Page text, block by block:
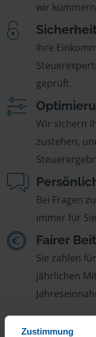
Zustimmung
wir
Ihre
geprüft.
Wir sichern
zustehen,
Bei Fragen
immer für
Fairer
Sie zahlen
jährlichen